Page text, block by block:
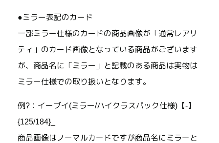
●ミラー表記のカード
一部ミラー仕様のカードの商品画像が「通常レアリ
ティ」のカード画像となっている商品がございます
が、商品名に「ミラー」と記載のある商品は実物は
ミラー仕様での取り扱いとなります。
例?：イーブイ(ミラー/ハイクラスパック仕様)【-】
{125/184}_
商品画像はノーマルカードですが商品名にミラーと